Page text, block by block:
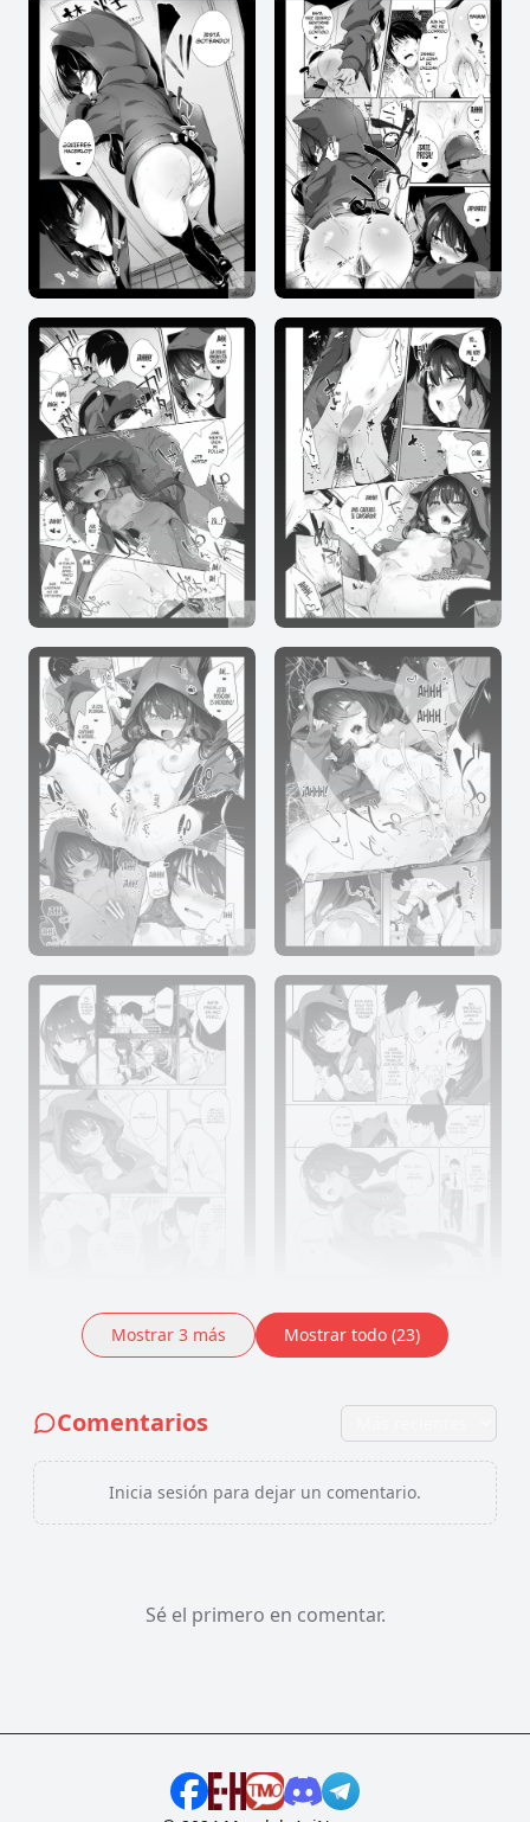
Mostrar 3 más Mostrar todo (23)
Comentarios
Inicia sesión para dejar un comentario.
Sé el primero en comentar.